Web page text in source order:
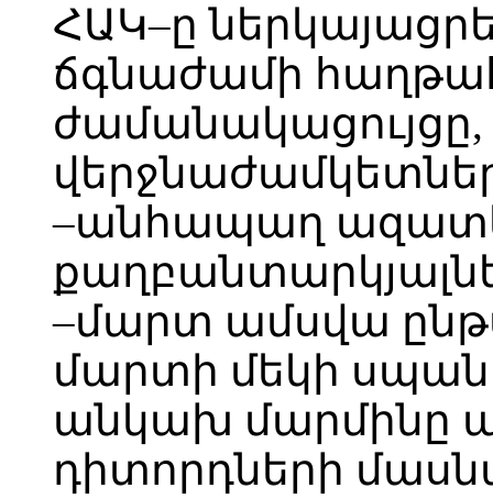
ՀԱԿ–ը
ճգնաժամի
–անհապաղ
–մարտ ամսվա
մարտի մեկի
անկախ մարմինը
դիտորդների